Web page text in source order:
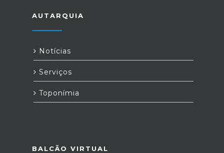
AUTARQUIA
Notícias
Serviços
Toponímia
BALCÃO VIRTUAL